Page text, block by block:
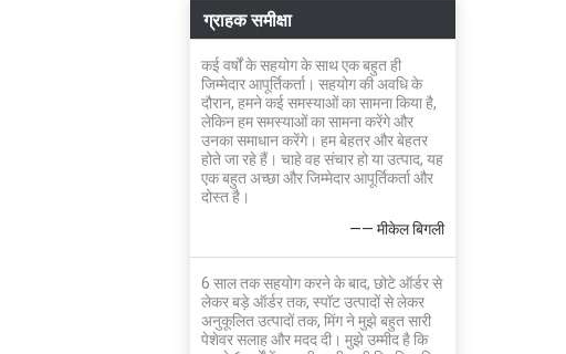
ग्राहक समीक्षा
कई वर्षों के सहयोग के साथ एक बहुत ही
जिम्मेदार आपूर्तिकर्ता। सहयोग की अवधि के
दौरान, हमने कई समस्याओं का सामना किया है,
लेकिन हम समस्याओं का सामना करेंगे और
उनका समाधान करेंगे। हम बेहतर और बेहतर
होते जा रहे हैं। चाहे वह संचार हो या उत्पाद, यह
एक बहुत अच्छा और जिम्मेदार आपूर्तिकर्ता और
दोस्त है।
—— मीकेल बिगली
6 साल तक सहयोग करने के बाद, छोटे ऑर्डर से
लेकर बड़े ऑर्डर तक, स्पॉट उत्पादों से लेकर
अनुकूलित उत्पादों तक, मिंग ने मुझे बहुत सारी
पेशेवर सलाह और मदद दी। मुझे उम्मीद है कि